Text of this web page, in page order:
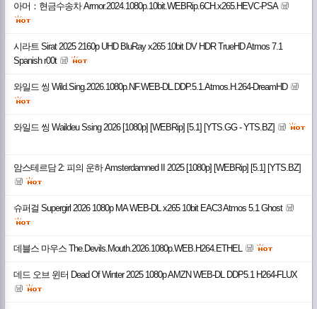
아머：현금수송차 Armor.2024.1080p.10bit.WEBRip.6CH.x265.HEVC-PSA
시라트 Sirat 2025 2160p UHD BluRay x265 10bit DV HDR TrueHD Atmos 7.1
Spanish r00t
와일드 씽 Wild.Sing.2026.1080p.NF.WEB-DL.DDP.5.1.Atmos.H.264-DreamHD
와일드 씽 Waildeu Ssing 2026 [1080p] [WEBRip] [5.1] [YTS.GG - YTS.BZ]
암스테르담 2: 피의 운하 Amsterdamned II 2025 [1080p] [WEBRip] [5.1] [YTS.BZ]
슈퍼걸 Supergirl 2026 1080p MA WEB-DL x265 10bit EAC3 Atmos 5.1 Ghost
데블스 마우스 The.Devils.Mouth.2026.1080p.WEB.H264.ETHEL
데드 오브 윈터 Dead Of Winter 2025 1080p AMZN WEB-DL DDP5.1 H264-FLUX